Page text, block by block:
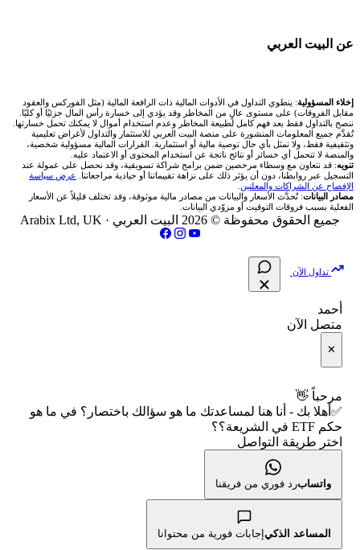
انتراكتيف بروكرز IBKR
شركات تداول في فلسطين
شركات تداول في مصر
🇶🇦 بورصة قطر
🇧🇭 بورصة البحرين
🇴🇲 بورصة مسقط
🇵🇸 بورصة فلسطين
📋 جميع الأسهم
🕌 الأسهم الحلال
📊 حاسبة قيمة النقطة
📌 حاسبة النقاط المحورية
📏 حاسبة حجم المركز
🔄 حاسبة تكلفة السواب
📈 حاسبة عائد التداول
📊 حاسبة الربح التراكمي
🧮 حاسبة متوسط سعر السهم
🇺🇸 متى يفتح السوق الأمريكي؟
🛠️ كل الأدوات
🌐 المؤشرات العالمية
🥇 أسعار الذهب والمعادن
💱 أسعار العملات والفوركس
💵 سعر الريال السعودي في مصر
📅 المؤشرات الاقتصادية
عن البيت العربي
من نحن
تواصل معنا
فريق المؤلفين
مقالات تعليمية
سياسة تقييم الشركات
شركات التداول النصابة
الإبلاغ عن شركة نصابة
سياسة الخصوصية
إخلاء المسؤولية: ينطوي التداول في الأدوات المالية ذات الرافعة المالية (مثل الفوركس والعقود
مقابل الفروقات) على مستوى عالٍ من المخاطر وقد يؤدي إلى خسارة رأس المال جزئيًا أو كليًا.
ننصح بالتداول فقط بعد فهم كامل لطبيعة المخاطر وعدم استخدام أموال لا يمكنك تحمل خسارتها.
تُقدَّم جميع المعلومات المنشورة على منصة البيت العربي للاستثمار والتداول لأغراض تعليمية
وتثقيفية فقط، ولا تمثل بأي حال توصية مالية أو استثمارية. القرارات المالية مسؤولية شخصية،
والمنصة لا تتحمل أي خسائر أو نتائج ناتجة عن استخدام المحتوى أو الاعتماد عليه.
تنويه: قد نتعاون مع وسطاء مرخصين ضمن برامج شراكة تسويقية، وقد نحصل على عمولة عند
التسجيل عبر روابطنا، دون أن يؤثر ذلك على نزاهة تقييماتنا أو حيادية مراجعاتنا. عرض سياسة
الإفصاح عن الشراكات والمعلنين
مصادر البيانات: تُحدَّث الأسعار والبيانات من مصادر مالية موثوقة، وقد تختلف قليلاً عن الأسعار
الفعلية بسبب فروقات التوقيت أو مزوّدي البيانات.
جميع الحقوق محفوظة © 2026 البيت العربي · Arabix Ltd, UK
تداول الآن
أحمد
متصل الآن
✕
مرحباً 👋
✅أهلا بك - أنا هنا لمساعدتك ما هو سؤالك باختصار؟ في ما هو
حكم ETF في الشريعة؟؟
اختر طريقة التواصل
واتسابرد فوري من فريقنا
المساعد الذكي إجابات فورية من محتوانا